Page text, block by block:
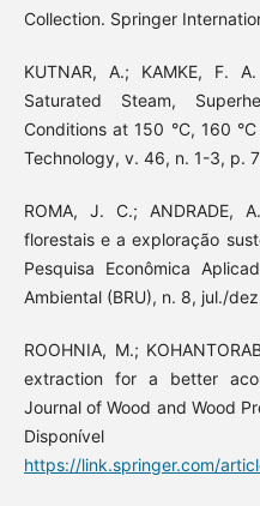
Collection. Springer
KUTNAR, A.; KAMKE, F.
Saturated Steam,
Conditions at 150 °C, 160
Technology, v. 46, n. 1-3, p.
ROMA, J. C.; ANDRADE,
florestais e a exploração
Pesquisa Econômica
Ambiental (BRU), n. 8, jul./
ROOHNIA, M.;
extraction for a better
Journal of Wood and Wood
https://link.springer.com/